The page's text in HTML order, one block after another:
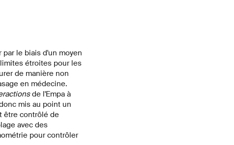
le biais d'un moyen
étroites pour les
de manière non
en médecine.
de l'Empa à
mis au point un
être contrôlé de
avec des
pour contrôler